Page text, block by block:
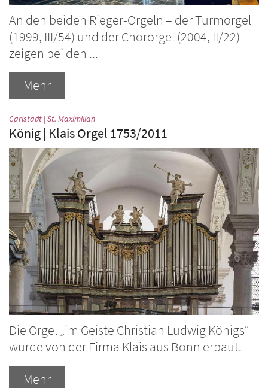
An den beiden Rieger-Orgeln – der Turmorgel
(1999, III/54) und der Chororgel (2004, II/22) –
zeigen bei den ...
Mehr
Carlstadt | St. Maximilian:
König | Klais Orgel 1753/2011
Die Orgel „im Geiste Christian Ludwig Königs“
wurde von der Firma Klais aus Bonn erbaut.
Mehr